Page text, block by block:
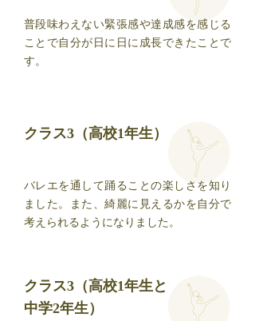
普段味わえない緊張感や達成感を感じる
ことで自分が日に日に成長できたことで
す。
クラス3（高校1年生）
バレエを通して踊ることの楽しさを知り
ました。また、綺麗に見えるかを自分で
考えられるようになりました。
クラス3（高校1年生と
中学2年生）